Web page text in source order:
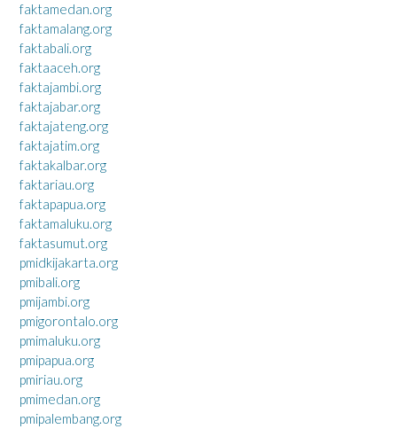
faktamedan.org
faktamalang.org
faktabali.org
faktaaceh.org
faktajambi.org
faktajabar.org
faktajateng.org
faktajatim.org
faktakalbar.org
faktariau.org
faktapapua.org
faktamaluku.org
faktasumut.org
pmidkijakarta.org
pmibali.org
pmijambi.org
pmigorontalo.org
pmimaluku.org
pmipapua.org
pmiriau.org
pmimedan.org
pmipalembang.org